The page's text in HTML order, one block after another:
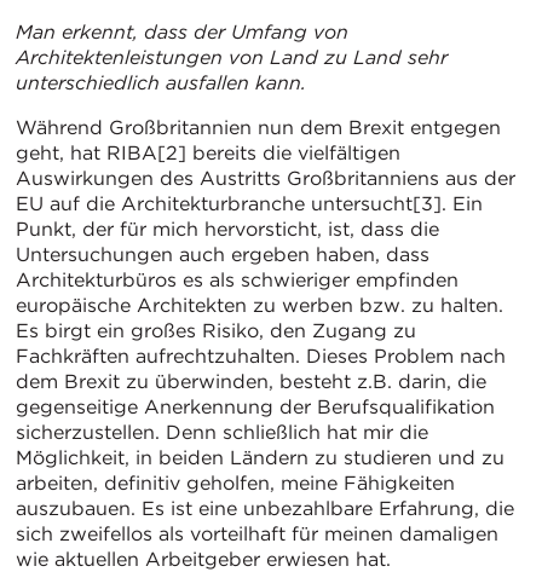
Man erkennt, dass der Umfang von
Architektenleistungen von Land zu Land sehr
unterschiedlich ausfallen kann.
Während Großbritannien nun dem Brexit entgegen
geht, hat RIBA[2] bereits die vielfältigen
Auswirkungen des Austritts Großbritanniens aus der
EU auf die Architekturbranche untersucht[3]. Ein
Punkt, der für mich hervorsticht, ist, dass die
Untersuchungen auch ergeben haben, dass
Architekturbüros es als schwieriger empfinden
europäische Architekten zu werben bzw. zu halten.
Es birgt ein großes Risiko, den Zugang zu
Fachkräften aufrechtzuhalten. Dieses Problem nach
dem Brexit zu überwinden, besteht z.B. darin, die
gegenseitige Anerkennung der Berufsqualifikation
sicherzustellen. Denn schließlich hat mir die
Möglichkeit, in beiden Ländern zu studieren und zu
arbeiten, definitiv geholfen, meine Fähigkeiten
auszubauen. Es ist eine unbezahlbare Erfahrung, die
sich zweifellos als vorteilhaft für meinen damaligen
wie aktuellen Arbeitgeber erwiesen hat.